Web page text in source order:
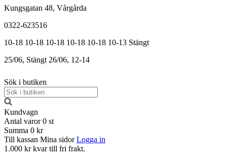
Kungsgatan 48, Vårgårda
0322-623516
10-18 10-18 10-18 10-18 10-18 10-13 Stängt
25/06, Stängt 26/06, 12-14
Sök i butiken
Kundvagn
Antal varor 0 st
Summa 0 kr
Till kassan Mina sidor Logga in
1.000 kr kvar till fri frakt.